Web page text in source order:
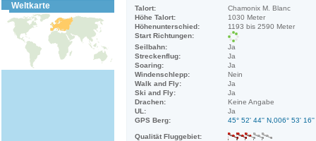
Weltkarte Talort:
Chamonix M. Blanc
Höhe Talort:
1030 Meter
Höhenunterschied:
1193 bis 2590 Meter
Start Richtungen:
Seilbahn:
Ja
Streckenflug:
Ja
Soaring:
Ja
Windenschlepp:
Nein
Walk and Fly:
Ja
Ski and Fly:
Ja
Drachen:
Keine Angabe
UL:
Ja
GPS Berg:
45° 52' 44'' N,006° 53' 16''
Qualität Fluggebiet: